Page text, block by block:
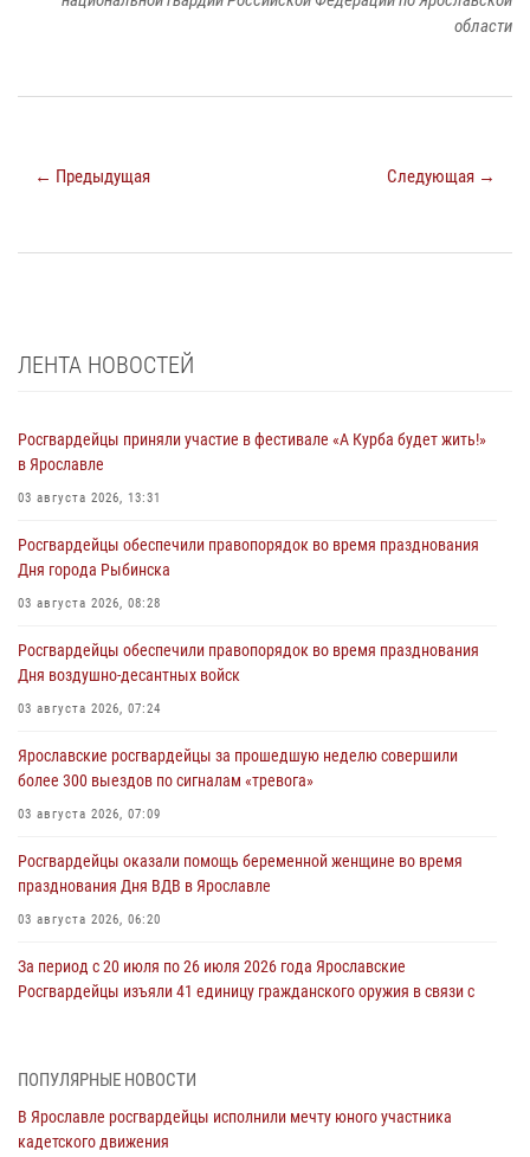
области
← Предыдущая Следующая →
ЛЕНТА НОВОСТЕЙ
Росгвардейцы приняли участие в фестивале «А Курба будет жить!»
в Ярославле
03 августа 2026, 13:31
Росгвардейцы обеспечили правопорядок во время празднования
Дня города Рыбинска
03 августа 2026, 08:28
Росгвардейцы обеспечили правопорядок во время празднования
Дня воздушно-десантных войск
03 августа 2026, 07:24
Ярославские росгвардейцы за прошедшую неделю совершили
более 300 выездов по сигналам «тревога»
03 августа 2026, 07:09
Росгвардейцы оказали помощь беременной женщине во время
празднования Дня ВДВ в Ярославле
03 августа 2026, 06:20
За период с 20 июля по 26 июля 2026 года Ярославские
Росгвардейцы изъяли 41 единицу гражданского оружия в связи с
приуроченный к празднику Крещения Руси
ПОПУЛЯРНЫЕ НОВОСТИ
В Ярославле росгвардейцы исполнили мечту юного участника
кадетского движения